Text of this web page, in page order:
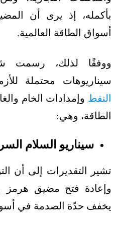
بأكمله، إذ يرى أن
أسواق الطاقة العالمية.
سيناريوهات محتملة
النفط وإمدادات الخام
الطاقة، وهي:
سيناريو السلام
تشير التقديرات إلى أن
وإعادة فتح مضيق هرمز
يخفف حدّة الصدمة في